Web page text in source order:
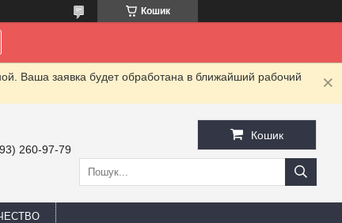
Кошик
Ваша заявка будет обработана в ближайший рабочий
260-97-79
Кошик